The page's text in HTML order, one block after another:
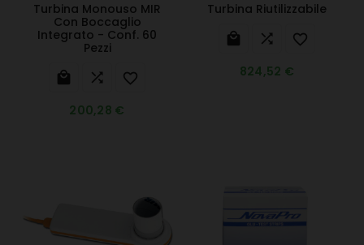
Turbina Monouso MIR
Con Boccaglio
Integrato - Conf. 60
Pezzi
  
200,28 €
Turbina Riutilizzabile
  
824,52 €